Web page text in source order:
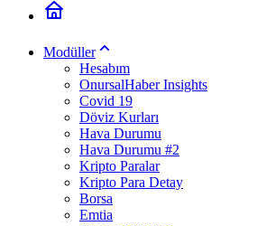
Modüller
Hesabım
OnursalHaber Insights
Covid 19
Döviz Kurları
Hava Durumu
Hava Durumu #2
Kripto Paralar
Kripto Para Detay
Borsa
Emtia